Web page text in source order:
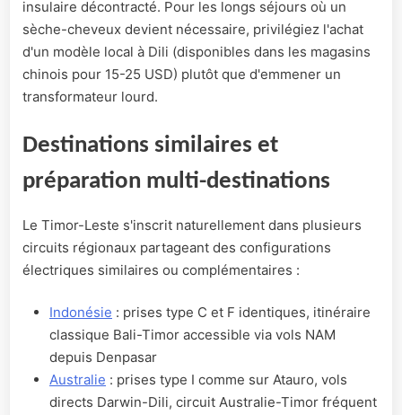
insulaire décontracté. Pour les longs séjours où un
sèche-cheveux devient nécessaire, privilégiez l'achat
d'un modèle local à Dili (disponibles dans les magasins
chinois pour 15-25 USD) plutôt que d'emmener un
transformateur lourd.
Destinations similaires et
préparation multi-destinations
Le Timor-Leste s'inscrit naturellement dans plusieurs
circuits régionaux partageant des configurations
électriques similaires ou complémentaires :
Indonésie : prises type C et F identiques, itinéraire
classique Bali-Timor accessible via vols NAM
depuis Denpasar
Australie : prises type I comme sur Atauro, vols
directs Darwin-Dili, circuit Australie-Timor fréquent